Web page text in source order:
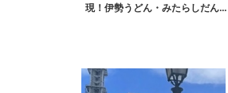
現！伊勢うどん・みたらしだん